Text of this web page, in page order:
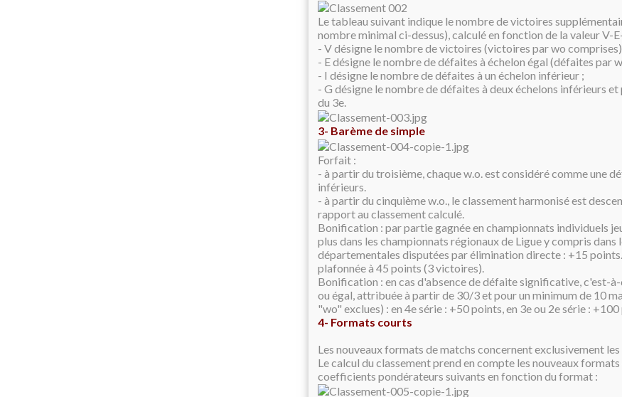
Le tableau suivant indique le nombre de victoires
nombre minimal ci-dessus), calculé en fonction de la valeur V-
- V désigne le nombre de victoires (victoires par wo
- E désigne le nombre de défaites à échelon égal (défaites par
- I désigne le nombre de défaites à un échelon inférieur ;
- G désigne le nombre de défaites à deux échelons inférieurs
du 3e.
3- Barème de simple
Forfait :
- à partir du troisième, chaque w.o. est considéré comme une
inférieurs.
- à partir du cinquième w.o., le classement harmonisé est
rapport au classement calculé.
Bonification : par partie gagnée en championnats individuels
plus dans les championnats régionaux de Ligue y compris dans
départementales disputées par élimination directe : +15
plafonnée à 45 points (3 victoires).
Bonification : en cas d'absence de défaite significative, c'est-
ou égal, attribuée à partir de 30/3 et pour un minimum de 10
"wo" exclues) : en 4e série : +50 points, en 3e ou 2e série :
4- Formats courts
Les nouveaux formats de matchs concernent exclusivement
Le calcul du classement prend en compte les nouveaux
coefficients pondérateurs suivants en fonction du format :